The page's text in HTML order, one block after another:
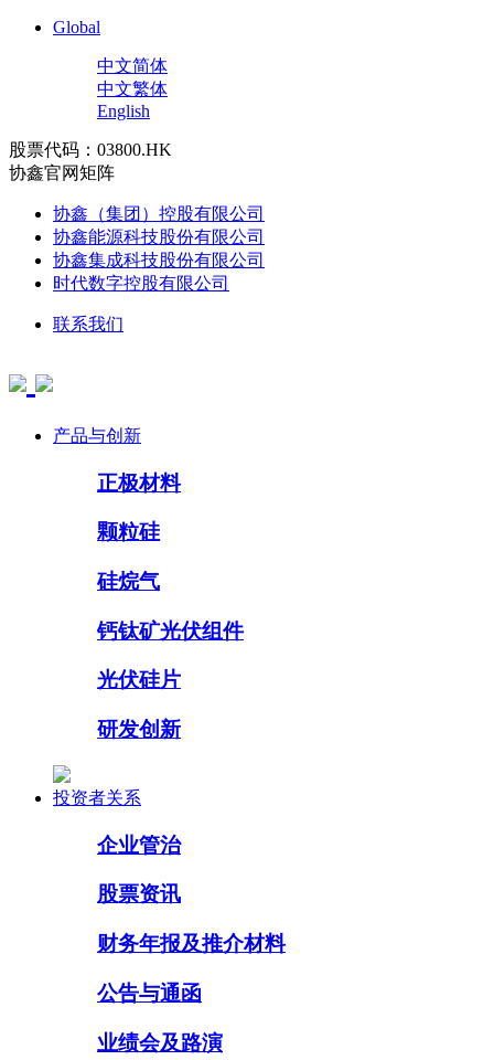
Global
中文简体
中文繁体
English
股票代码：03800.HK
协鑫官网矩阵
协鑫（集团）控股有限公司
协鑫能源科技股份有限公司
协鑫集成科技股份有限公司
时代数字控股有限公司
联系我们
产品与创新
正极材料
颗粒硅
硅烷气
钙钛矿光伏组件
光伏硅片
研发创新
投资者关系
企业管治
股票资讯
财务年报及推介材料
公告与通函
业绩会及路演